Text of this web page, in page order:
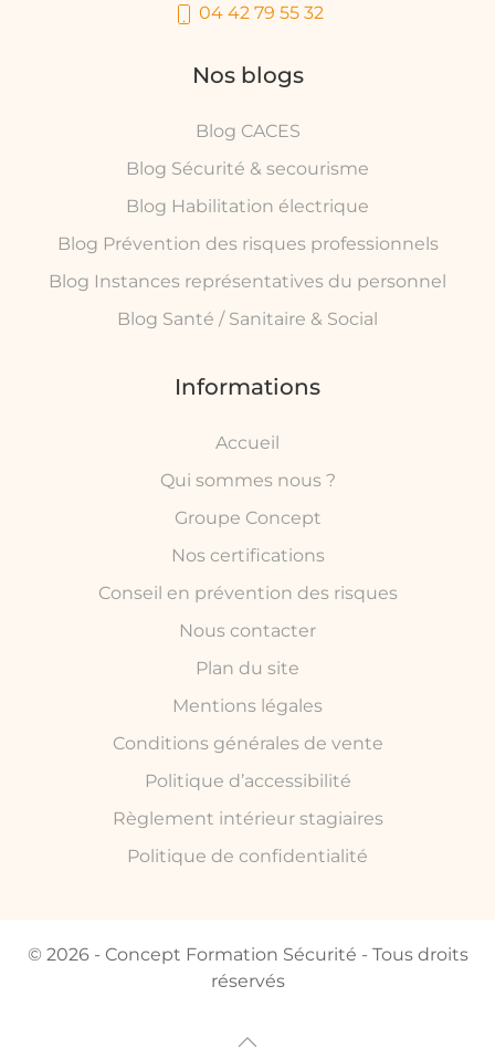
04 42 79 55 32
Nos blogs
Blog CACES
Blog Sécurité & secourisme
Blog Habilitation électrique
Blog Prévention des risques professionnels
Blog Instances représentatives du personnel
Blog Santé / Sanitaire & Social
Informations
Accueil
Qui sommes nous ?
Groupe Concept
Nos certifications
Conseil en prévention des risques
Nous contacter
Plan du site
Mentions légales
Conditions générales de vente
Politique d’accessibilité
Règlement intérieur stagiaires
Politique de confidentialité
© 2026 - Concept Formation Sécurité - Tous droits
réservés